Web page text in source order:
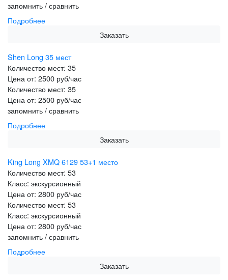
запомнить / сравнить
Подробнее
Заказать
Shen Long 35 мест
Количество мест: 35
Цена от: 2500 руб/час
Количество мест: 35
Цена от: 2500 руб/час
запомнить / сравнить
Подробнее
Заказать
King Long XMQ 6129 53+1 место
Количество мест: 53
Класс: экскурсионный
Цена от: 2800 руб/час
Количество мест: 53
Класс: экскурсионный
Цена от: 2800 руб/час
запомнить / сравнить
Подробнее
Заказать